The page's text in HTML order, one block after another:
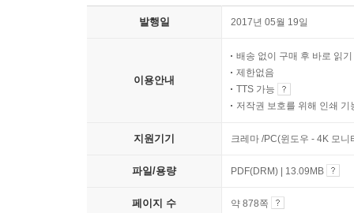
발행일 2017년 05월 19일
이용안내
배송 없이 구매 후 바로 읽기
제한없음
TTS 가능
저작권 보호를 위해 인쇄 기
지원기기 크레마 /PC(윈도우 - 4K 모
파일/용량 PDF(DRM) | 13.09MB
페이지 수 약 878쪽